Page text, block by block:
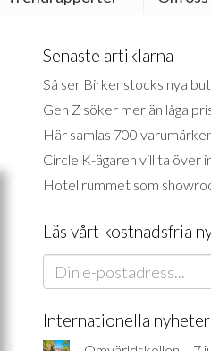
Senaste artiklarna
Så ser Birkenstocks nya
Gen Z söker mer än låga
Här samlas 700
Circle K-ägaren vill ta över
Hotellrummet som
Läs vårt kostnadsfria
Internationella nyheter